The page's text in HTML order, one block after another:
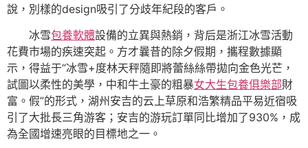
說，別樣的design吸引了分歧年紀段的客戶。
冰雪包養軟體設備的立異與熱銷，背后是浙江冰雪活動
花費市場的疾速突起。方才曩昔的除夕假期，攜程數據顯
示，得益于“冰雪+度林天秤隨即將蕾絲絲帶拋向金色光芒，
試圖以柔性的美學，中和牛土豪的粗暴女大生包養俱樂部財
富。假”的形式，湖州安吉的云上草原和浩繁精品平易近宿吸
引了大批長三角游客；安吉的游玩訂單同比增加了930%，成
為全國增速亮眼的目標地之一。